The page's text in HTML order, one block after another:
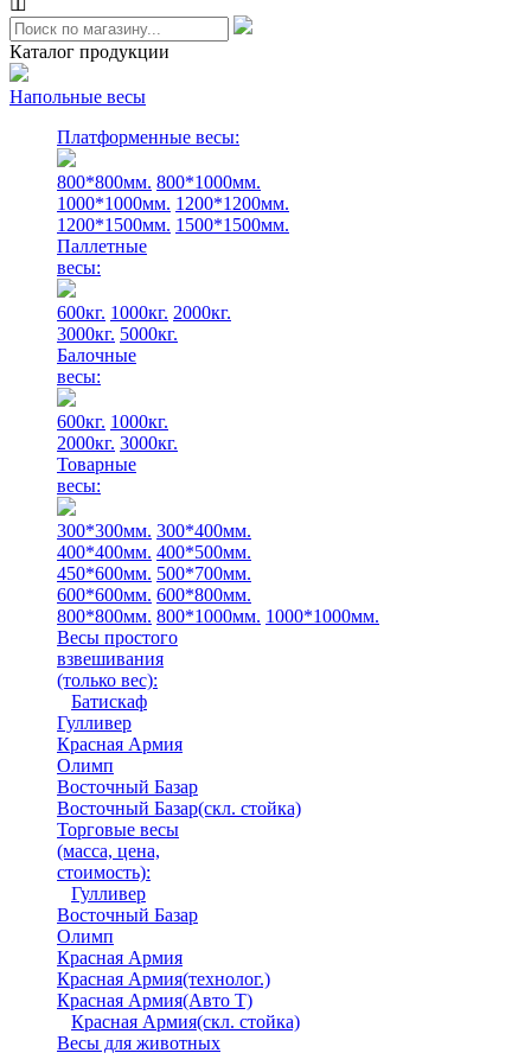
Каталог продукции
Напольные весы
Платформенные весы:
800*800мм. 800*1000мм.
1000*1000мм. 1200*1200мм.
1200*1500мм. 1500*1500мм.
Паллетные
весы:
600кг. 1000кг. 2000кг.
3000кг. 5000кг.
Балочные
весы:
600кг. 1000кг.
2000кг. 3000кг.
Товарные
весы:
300*300мм. 300*400мм.
400*400мм. 400*500мм.
450*600мм. 500*700мм.
600*600мм. 600*800мм.
800*800мм. 800*1000мм. 1000*1000мм.
Весы простого
взвешивания
(только вес):
Батискаф
Гулливер
Красная Армия
Олимп
Восточный Базар
Восточный Базар(скл. стойка)
Торговые весы
(масса, цена,
стоимость):
Гулливер
Восточный Базар
Олимп
Красная Армия
Красная Армия(технолог.)
Красная Армия(Авто Т)
Красная Армия(скл. стойка)
Весы для животных